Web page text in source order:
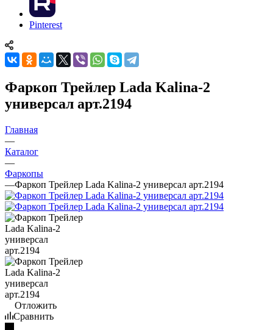
Pinterest
Фаркоп Трейлер Lada Kalina-2
универсал арт.2194
Главная
—
Каталог
—
Фаркопы
—Фаркоп Трейлер Lada Kalina-2 универсал арт.2194
Отложить
Сравнить